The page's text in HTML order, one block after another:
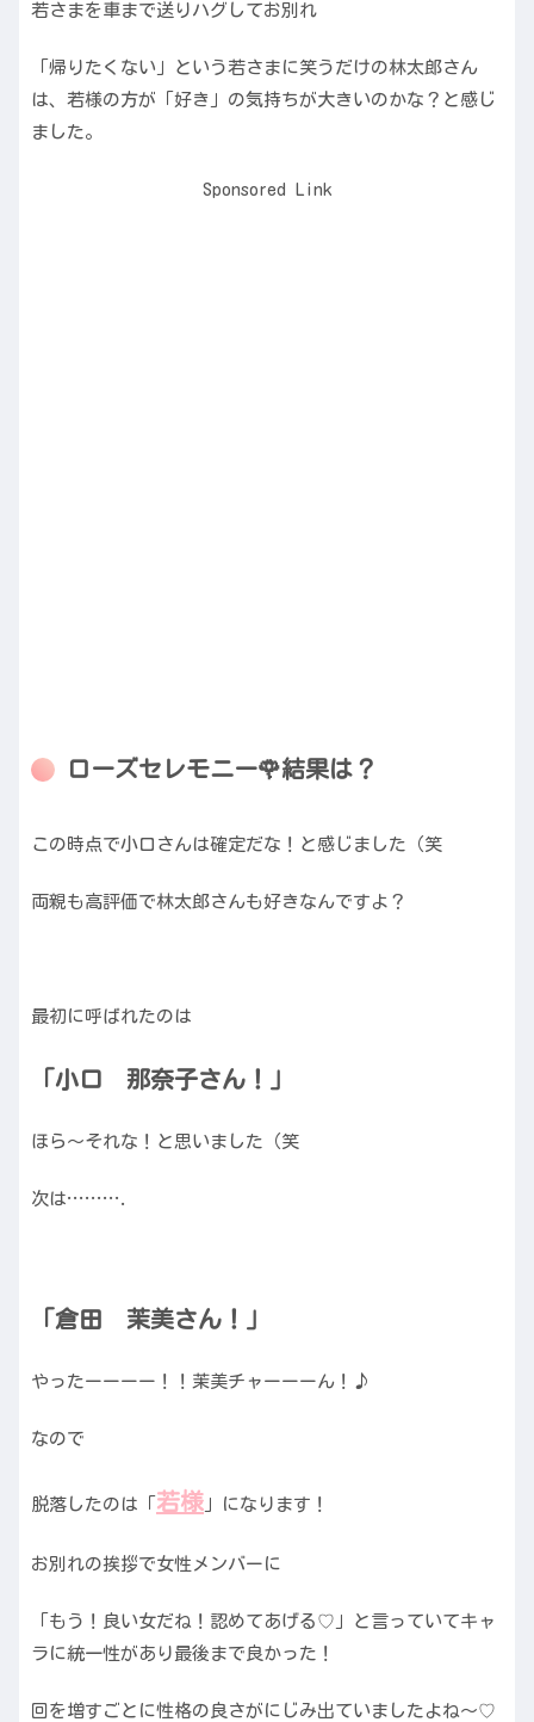
若さまを車まで送りハグしてお別れ
「帰りたくない」という若さまに笑うだけの林太郎さん
は、若様の方が「好き」の気持ちが大きいのかな？と感じ
ました。
Sponsored Link
ローズセレモニー🌹結果は？
この時点で小口さんは確定だな！と感じました（笑
両親も高評価で林太郎さんも好きなんですよ？
最初に呼ばれたのは
「小口 那奈子さん！」
ほら〜それな！と思いました（笑
次は……….
「倉田 茉美さん！」
やったーーーー！！茉美チャーーーん！♪
なので
脱落したのは「 若様 」になります！
お別れの挨拶で女性メンバーに
「もう！良い女だね！認めてあげる♡」と言っていてキャ
ラに統一性があり最後まで良かった！
回を増すごとに性格の良さがにじみ出ていましたよね〜♡